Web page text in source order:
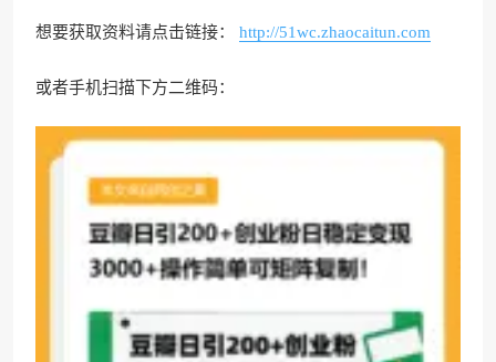
想要获取资料请点击链接： http://51wc.zhaocaitun.com
或者手机扫描下方二维码：